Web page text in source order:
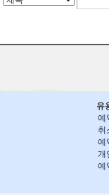
유
예
취
예
개
예